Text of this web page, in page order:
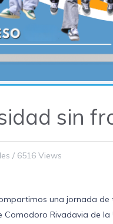
sin
/ 6516 Views
una jornada
Comodoro Rivadavia de la